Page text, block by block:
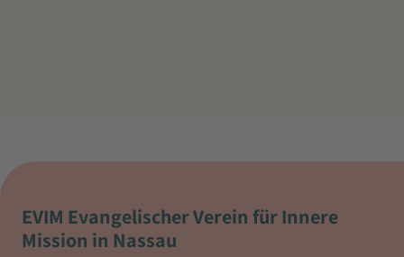
EVIM Evangelischer Verein für Innere
Mission in Nassau